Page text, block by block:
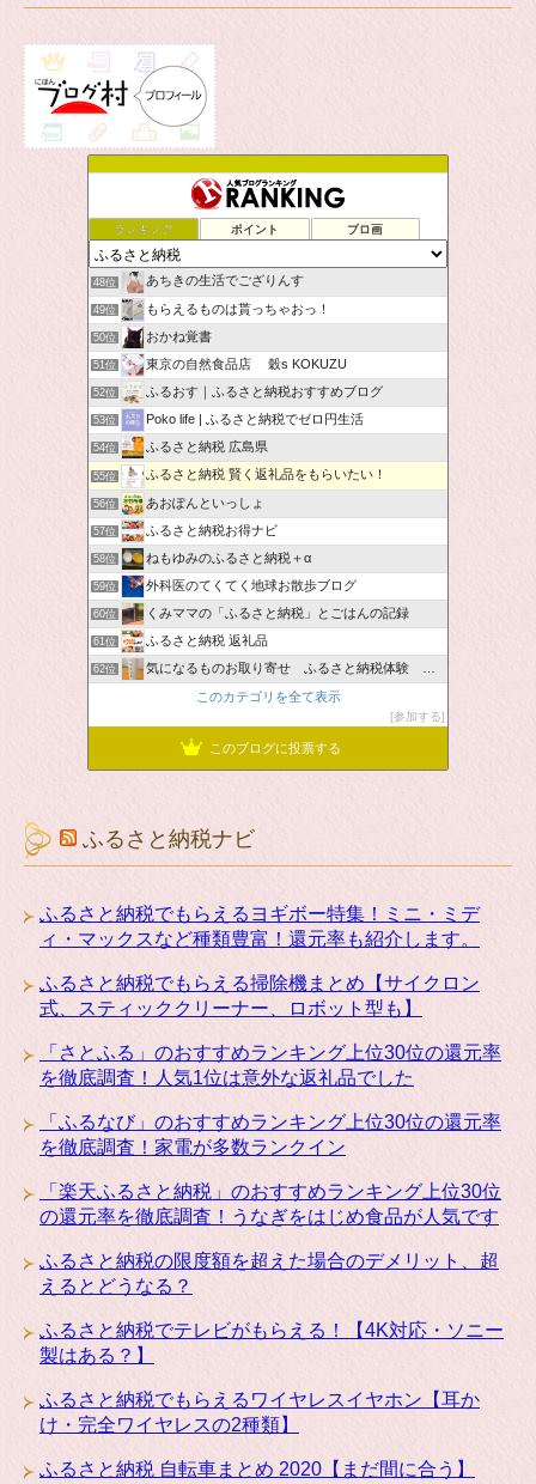
ランキング ポイント ブロ画
48位 あちきの生活でござりんす
49位 もらえるものは貰っちゃおっ！
50位 おかね覚書
51位 東京の自然食品店 穀s KOKUZU
52位 ふるおす｜ふるさと納税おすすめブログ
53位 Poko life | ふるさと納税でゼロ円生活
54位 ふるさと納税 広島県
55位 ふるさと納税 賢く返礼品をもらいたい！
56位 あおぽんといっしょ
57位 ふるさと納税お得ナビ
58位 ねもゆみのふるさと納税＋α
59位 外科医のてくてく地球お散歩ブログ
60位 くみママの「ふるさと納税」とごはんの記録
61位 ふるさと納税 返礼品
62位
気になるものお取り寄せ ふるさと納税体験 ＆ お薦め情報
このカテゴリを全て表示
参加する
このブログに投票する
ふるさと納税ナビ
ふるさと納税でもらえるヨギボー特集！ミニ・ミデ
ィ・マックスなど種類豊富！還元率も紹介します。
ふるさと納税でもらえる掃除機まとめ【サイクロン
式、スティッククリーナー、ロボット型も】
「さとふる」のおすすめランキング上位30位の還元率
を徹底調査！人気1位は意外な返礼品でした
「ふるなび」のおすすめランキング上位30位の還元率
を徹底調査！家電が多数ランクイン
「楽天ふるさと納税」のおすすめランキング上位30位
の還元率を徹底調査！うなぎをはじめ食品が人気です
ふるさと納税の限度額を超えた場合のデメリット、超
えるとどうなる？
ふるさと納税でテレビがもらえる！【4K対応・ソニー
製はある？】
ふるさと納税でもらえるワイヤレスイヤホン【耳か
け・完全ワイヤレスの2種類】
ふるさと納税 自転車まとめ 2020【まだ間に合う】